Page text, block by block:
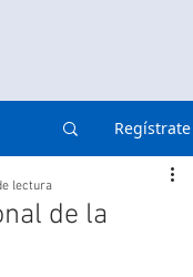
Regístrate
de la
lectura